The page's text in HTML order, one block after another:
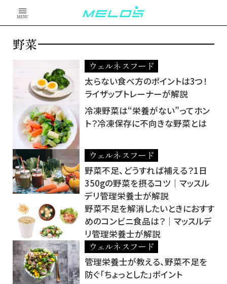
MENU
野菜
ウェルネスフード
太らない食べ方のポイントは3つ！
ライザップトレーナーが解説
冷凍野菜は“栄養がない”ってホン
ト？冷凍保存に不向きな野菜とは
ウェルネスフード
野菜不足、どうすれば補える？1日
350gの野菜を摂るコツ｜マッスル
デリ管理栄養士が解説
野菜不足を解消したいときにおすす
めのコンビニ食品は？｜マッスルデ
リ管理栄養士が解説
ウェルネスフード
管理栄養士が教える、野菜不足を
防ぐ「ちょっとした」ポイント